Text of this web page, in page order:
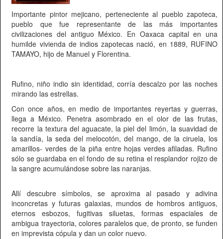
Importante pintor mejicano, perteneciente al pueblo zapoteca,
pueblo que fue representante de las más importantes
civilizaciones del antiguo México. En Oaxaca capital en una
humilde vivienda de indios zapotecas nació, en 1889, RUFINO
TAMAYO, hijo de Manuel y Florentina.
Rufino, niño indio sin identidad, corría descalzo por las noches
mirando las estrellas.
Con once años, en medio de importantes reyertas y guerras,
llega a México. Penetra asombrado en el olor de las frutas,
recorre la textura del aguacate, la piel del limón, la suavidad de
la sandía, la seda del melocotón, del mango, de la ciruela, los
amarillos- verdes de la piña entre hojas verdes afiladas. Rufino
sólo se guardaba en el fondo de su retina el resplandor rojizo de
la sangre acumulándose sobre las naranjas.
Allí descubre símbolos, se aproxima al pasado y adivina
inconcretas y futuras galaxias, mundos de hombros antiguos,
eternos esbozos, fugitivas siluetas, formas espaciales de
ambigua trayectoria, colores paralelos que, de pronto, se funden
en imprevista cópula y dan un color nuevo.